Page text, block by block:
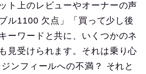
ト上のレビューやオーナーの声
ル1100 欠点」「買って少し後
ーワードと共に、いくつかのネ
見受けられます。それは乗り心
ンフィールへの不満？ それと